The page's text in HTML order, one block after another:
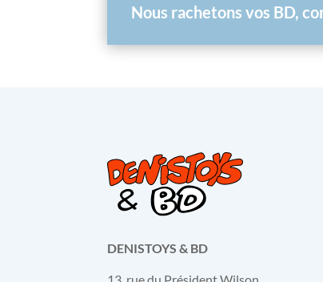
Nous rachetons vos BD,
DENISTOYS & BD